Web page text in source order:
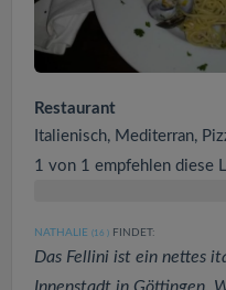
Restaurant
Italienisch, Mediterran,
1 von 1 empfehlen diese
NATHALIE (16 ) FINDET:
Das Fellini ist ein nettes